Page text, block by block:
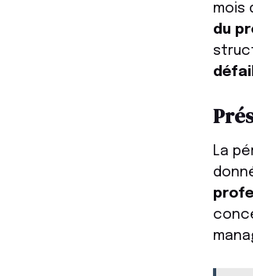
mois
du
La